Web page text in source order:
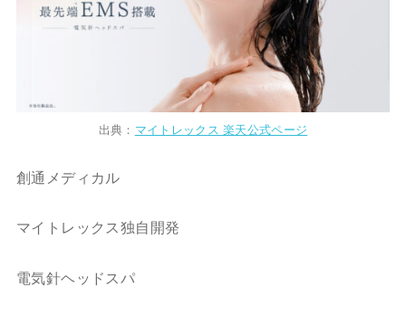
出典： マイトレックス 楽天公式ページ
創通メディカル
マイトレックス独自開発
電気針ヘッドスパ